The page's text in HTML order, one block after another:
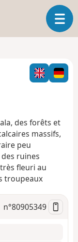
O
u
i
r
l
v
i
n
des forêts et
massifs,
peu
ruines
fleuri au
troupeaux
n°80905349